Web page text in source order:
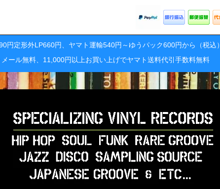
円定形外LP660円、ヤマト運輸540円～ゆうパック600円から（税込）
ール無料、11,000円以上お買い上げでヤマト送料代引手数料無料